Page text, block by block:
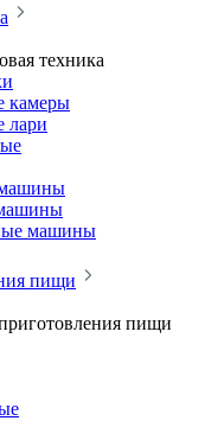
техника
камеры
лари
машины
пищи
пищи